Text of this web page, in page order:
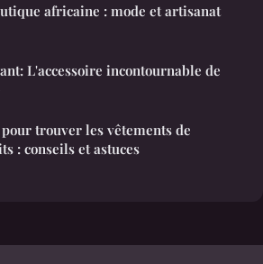
africaine : mode et artisanat
L'accessoire incontournable de
trouver les vêtements de
: conseils et astuces